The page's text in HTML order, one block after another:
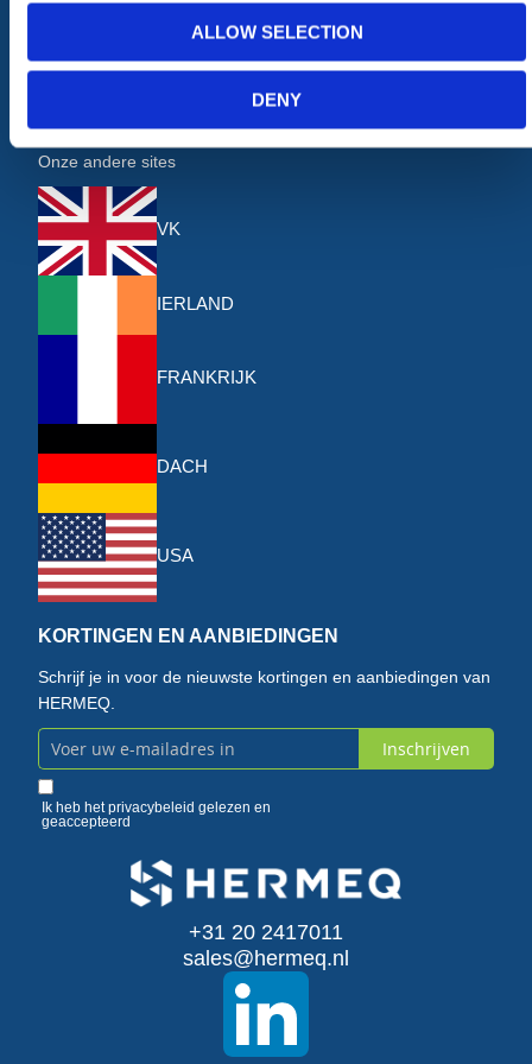
ALLOW SELECTION
DENY
Levering & Afhalen
Onze andere sites
VK
IERLAND
FRANKRIJK
DACH
USA
KORTINGEN EN AANBIEDINGEN
Schrijf je in voor de nieuwste kortingen en aanbiedingen van
HERMEQ.
Abonneer
u
Inschrijven
Ik heb hetprivacybeleid gelezen en
geaccepteerd
+31 20 2417011
sales@hermeq.nl